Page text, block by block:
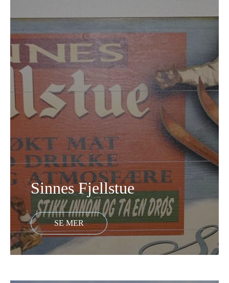
Sinnes Fjellstue